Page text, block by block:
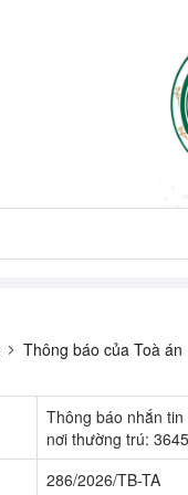
Thông báo của Toà án
Thông báo nhắn
nơi thường trú:
286/2026/TB-TA